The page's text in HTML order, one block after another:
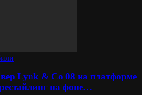
Lynk & Co 08 на платформе
на фоне…